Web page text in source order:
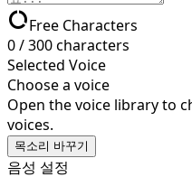
data_usageFree Characters
0/300characters
Selected Voice
Choose a voice
Open the voice library to
voices.
목소리 바꾸기
음성 설정